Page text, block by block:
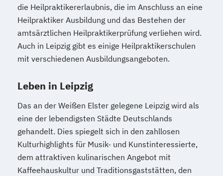
die Heilpraktikererlaubnis, die im Anschluss an eine
Heilpraktiker Ausbildung und das Bestehen der
amtsärztlichen Heilpraktikerprüfung verliehen wird.
Auch in Leipzig gibt es einige Heilpraktikerschulen
mit verschiedenen Ausbildungsangeboten.
Leben in Leipzig
Das an der Weißen Elster gelegene Leipzig wird als
eine der lebendigsten Städte Deutschlands
gehandelt. Dies spiegelt sich in den zahllosen
Kulturhighlights für Musik- und Kunstinteressierte,
dem attraktiven kulinarischen Angebot mit
Kaffeehauskultur und Traditionsgaststätten, den